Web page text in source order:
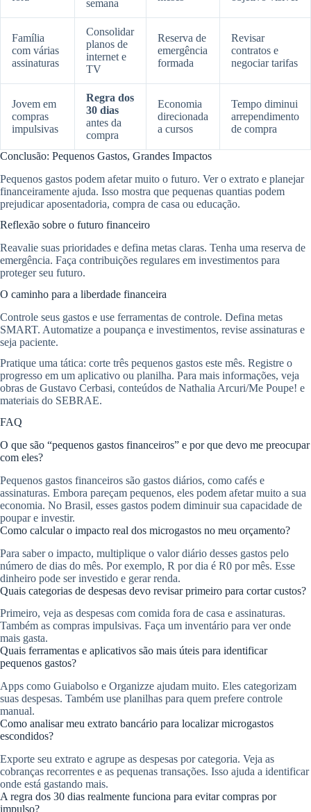
semana
Família
com várias
assinaturas
Consolidar
planos de
internet e
TV
Reserva de
emergência
formada
Revisar
contratos e
negociar tarifas
Jovem em
compras
impulsivas
Regra dos
30 dias
antes da
compra
Economia
direcionada
a cursos
Tempo diminui
arrependimento
de compra
Conclusão: Pequenos Gastos, Grandes Impactos
Pequenos gastos podem afetar muito o futuro. Ver o extrato e planejar
financeiramente ajuda. Isso mostra que pequenas quantias podem
prejudicar aposentadoria, compra de casa ou educação.
Reflexão sobre o futuro financeiro
Reavalie suas prioridades e defina metas claras. Tenha uma reserva de
emergência. Faça contribuições regulares em investimentos para
proteger seu futuro.
O caminho para a liberdade financeira
Controle seus gastos e use ferramentas de controle. Defina metas
SMART. Automatize a poupança e investimentos, revise assinaturas e
seja paciente.
Pratique uma tática: corte três pequenos gastos este mês. Registre o
progresso em um aplicativo ou planilha. Para mais informações, veja
obras de Gustavo Cerbasi, conteúdos de Nathalia Arcuri/Me Poupe! e
materiais do SEBRAE.
FAQ
O que são “pequenos gastos financeiros” e por que devo me preocupar
com eles?
Pequenos gastos financeiros são gastos diários, como cafés e
assinaturas. Embora pareçam pequenos, eles podem afetar muito a sua
economia. No Brasil, esses gastos podem diminuir sua capacidade de
poupar e investir.
Como calcular o impacto real dos microgastos no meu orçamento?
Para saber o impacto, multiplique o valor diário desses gastos pelo
número de dias do mês. Por exemplo, R por dia é R0 por mês. Esse
dinheiro pode ser investido e gerar renda.
Quais categorias de despesas devo revisar primeiro para cortar custos?
Primeiro, veja as despesas com comida fora de casa e assinaturas.
Também as compras impulsivas. Faça um inventário para ver onde
mais gasta.
Quais ferramentas e aplicativos são mais úteis para identificar
pequenos gastos?
Apps como Guiabolso e Organizze ajudam muito. Eles categorizam
suas despesas. Também use planilhas para quem prefere controle
manual.
Como analisar meu extrato bancário para localizar microgastos
escondidos?
Exporte seu extrato e agrupe as despesas por categoria. Veja as
cobranças recorrentes e as pequenas transações. Isso ajuda a identificar
onde está gastando mais.
A regra dos 30 dias realmente funciona para evitar compras por
impulso?